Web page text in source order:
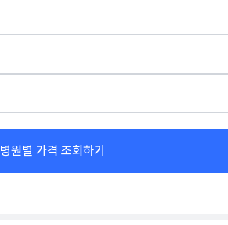
병원별 가격 조회하기